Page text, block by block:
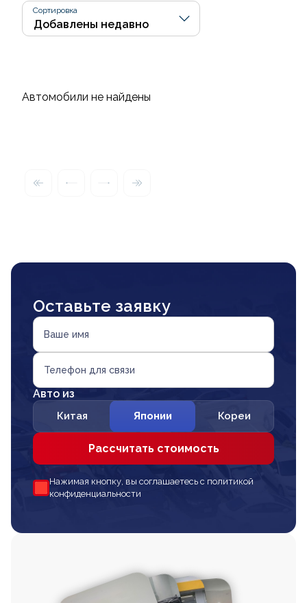
Сортировка
Автомобили не найдены
Оставьте заявку
Ваше имя
Телефон для связи
Авто из
Китая Японии Кореи
Рассчитать стоимость
Нажимая кнопку, вы соглашаетесь с политикой
конфиденциальности